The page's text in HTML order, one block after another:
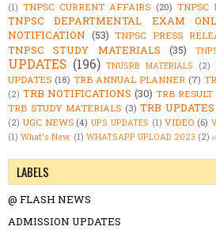
(1) TNPSC CURRENT AFFAIRS (20) TNPSC
TNPSC DEPARTMENTAL EXAM
NOTIFICATION (53) TNPSC PRESS
TNPSC STUDY MATERIALS (35)
UPDATES (196) TNUSRB MATERIALS (2)
UPDATES (18) TRB ANNUAL PLANNER (7)
(2) TRB NOTIFICATIONS (30) TRB RESULT
TRB STUDY MATERIALS (3) TRB UPDATES
(2) UGC NEWS (4) UPS UPDATES (1) VIDEO (6)
(1) What's New. (1) WHATSAPP UPLOAD 2023 (2)
LABELS
@ FLASH NEWS
ADMISSION UPDATES